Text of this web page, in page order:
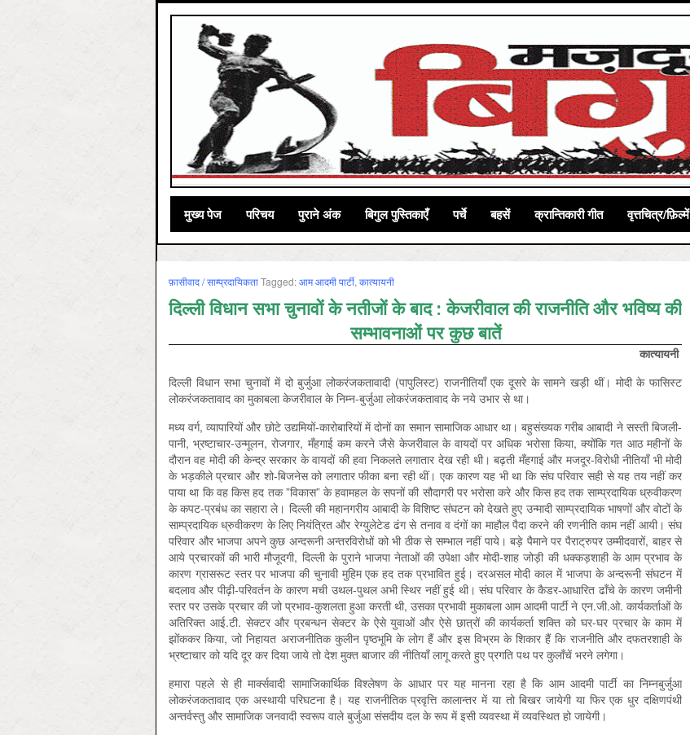
मुख्‍य पेज परिचय पुराने अंक बिगुल पुस्तिकाएँ पर्चे बहसें क्रान्तिकारी गीत वृत्तचित्र/फ़िल्में
फ़ासीवाद / साम्‍प्रदायिकताTagged:आम आदमी पार्टी, कात्‍यायनी
दिल्‍ली विधान सभा चुनावों के नतीजों के बाद : केजरीवाल की राजनीति और भविष्‍य की
सम्‍भावनाओं पर कुछ बातें
कात्‍यायनी
दिल्‍ली विधान सभा चुनावों में दो बुर्जुआ लोकरंजकतावादी (पापुलिस्‍ट) राजनीतियाँ एक दूसरे के सामने खड़ी थीं। मोदी के फासिस्‍ट
लोकरंजकतावाद का मुकाबला केजरीवाल के निम्‍न-बुर्जुआ लोकरंजकतावाद के नये उभार से था।
मध्‍य वर्ग, व्‍यापारियों और छोटे उद्यमियों-कारोबारियों में दोनों का समान सामाजिक आधार था। बहुसंख्‍यक गरीब आबादी ने सस्‍ती बिजली-
पानी, भ्रष्‍टाचार-उन्‍मूलन, रोजगार, मँहगाई कम करने जैसे केजरीवाल के वायदों पर अधिक भरोसा किया, क्‍योंकि गत आठ महीनों के
दौरान वह मोदी की केन्‍द्र सरकार के वायदों की हवा निकलते लगातार देख रही थी। बढ़ती मँहगाई और मजदूर-विरोधी नीतियॉं भी मोदी
के भड़कीले प्रचार और शो-बिजनेस को लगातार फीका बना रही थीं। एक कारण यह भी था कि संघ परिवार सही से यह तय नहीं कर
पाया था कि वह किस हद तक ”विकास” के हवामहल के सपनों की सौदागरी पर भरोसा करे और किस हद तक साम्‍प्रदायिक ध्रुवीकरण
के कपट-प्रबंध का सहारा ले। दिल्‍ली की महानगरीय आबादी के विशिष्‍ट संघटन को देखते हुए उन्‍मादी साम्‍प्रदायिक भाषणों और वोटों के
साम्‍प्रदायिक ध्रुवीकरण के लिए नियंत्रित और रेग्‍युलेटेड ढंग से तनाव व दंगों का माहौल पैदा करने की रणनीति काम नहीं आयी। संघ
परिवार और भाजपा अपने कुछ अन्‍दरूनी अन्‍तरविरोधों को भी ठीक से सम्‍भाल नहीं पाये। बड़े पैमाने पर पैराट्रुपर उम्‍मीदवारों, बाहर से
आये प्रचारकों की भारी मौजूदगी, दिल्‍ली के पुराने भाजपा नेताओं की उपेक्षा और मोदी-शाह जोड़ी की धक्‍कड़शाही के आम प्रभाव के
कारण ग्रासरूट स्‍तर पर भाजपा की चुनावी मुहिम एक हद तक प्रभावित हुई। दरअसल मोदी काल में भाजपा के अन्‍दरूनी संघटन में
बदलाव और पीढ़ी-परिवर्तन के कारण मची उथल-पुथल अभी स्थिर नहीं हुई थी। संघ परिवार के कैडर-आधारित ढॉंचे के कारण जमीनी
स्‍तर पर उसके प्रचार की जो प्रभाव-कुशलता हुआ करती थी, उसका प्रभावी मुकाबला आम आदमी पार्टी ने एन.जी.ओ. कार्यकर्ताओं के
अतिरिक्‍त आई.टी. सेक्‍टर और प्रबन्‍धन सेक्‍टर के ऐसे युवाओं और ऐसे छात्रों की कार्यकर्ता शक्ति को घर-घर प्रचार के काम में
झोंककर किया, जो निहायत अराजनीतिक कुलीन पृष्‍ठभूमि के लोग हैं और इस विभ्रम के शिकार हैं कि राजनीति और दफतरशाही के
भ्रष्‍टाचार को यदि दूर कर दिया जाये तो देश मुक्‍त बाजार की नीतियॉं लागू करते हुए प्रगति पथ पर कुलॉंचें भरने लगेगा।
हमारा पहले से ही मार्क्‍सवादी सामाजिकार्थिक विश्‍लेषण के आधार पर यह मानना रहा है कि आम आदमी पार्टी का निम्‍नबुर्जुआ
लोकरंजकतावाद एक अस्‍थायी परिघटना है। यह राजनीतिक प्रवृत्ति कालान्‍तर में या तो बिखर जायेगी या फिर एक धुर दक्षिणपंथी
अन्‍तर्वस्‍तु और सामाजिक जनवादी स्‍वरूप वाले बुर्जुआ संसदीय दल के रूप में इसी व्‍यवस्‍था में व्‍यवस्थित हो जायेगी।